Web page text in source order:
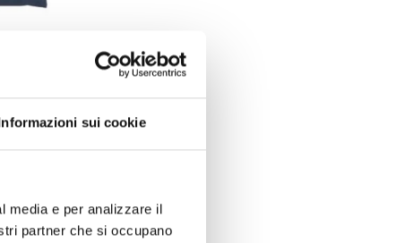
sui cookie
media e per analizzare il
partner che si occupano